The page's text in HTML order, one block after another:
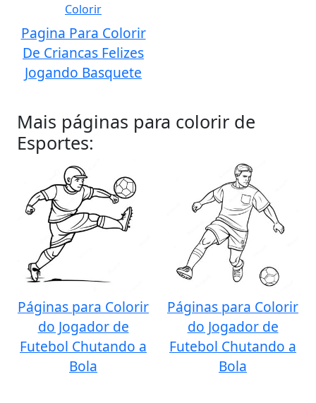
Pagina Para Colorir
De Criancas Felizes
Jogando Basquete
Mais páginas para colorir de
Esportes:
Páginas para Colorir
do Jogador de
Futebol Chutando a
Bola
Páginas para Colorir
do Jogador de
Futebol Chutando a
Bola